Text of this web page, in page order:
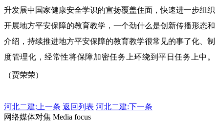
升发展中国家健康安全学识的宣扬覆盖住面，快速进一步组织
开展地方平安保障的教育教学，一个劲什么是创新传播形态和
介绍，持续推进地方平安保障的教育教学很常见的事了化、制
度管理化，经常性将保障加密任务上环绕到平日任务上中。
（贾荣荣）
河北二建: 上一条 返回列表 河北二建:下一条
网络媒体对焦 Media focus